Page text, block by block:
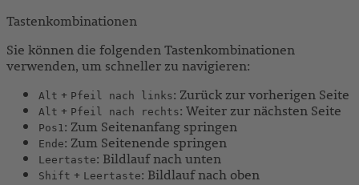
Tastenkombinationen
Sie können die folgenden Tastenkombinationen
verwenden, um schneller zu navigieren:
Alt + Pfeil nach links: Zurück zur vorherigen Seite
Alt + Pfeil nach rechts: Weiter zur nächsten Seite
Pos1: Zum Seitenanfang springen
Ende: Zum Seitenende springen
Leertaste: Bildlauf nach unten
Shift + Leertaste: Bildlauf nach oben